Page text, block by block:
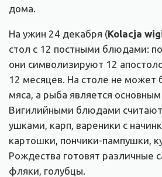
дома.
На ужин 24 декабря (Kolacja
стол с 12 постными блюдами:
они символизируют 12
12 месяцев. На столе не может
мяса, а рыба является
Вигилийными блюдами
ушками, карп, вареники с
картошки, пончики-пампушки,
Рождества готовят различные
фляки, голубцы.